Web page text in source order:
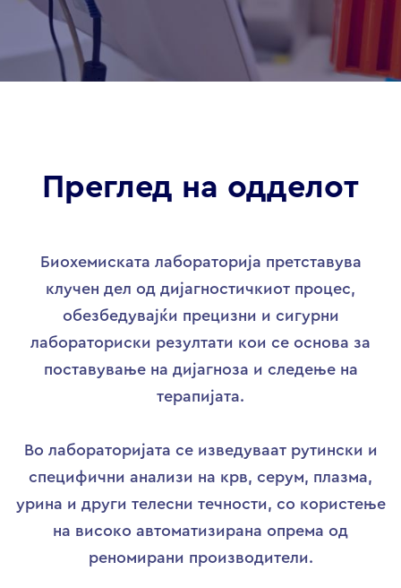
Преглед на одделот
Биохемиската лабораторија претставува
клучен дел од дијагностичкиот процес,
обезбедувајќи прецизни и сигурни
лабораториски резултати кои се основа за
поставување на дијагноза и следење на
терапијата.
Во лабораторијата се изведуваат рутински и
специфични анализи на крв, серум, плазма,
урина и други телесни течности, со користење
на високо автоматизирана опрема од
реномирани производители.